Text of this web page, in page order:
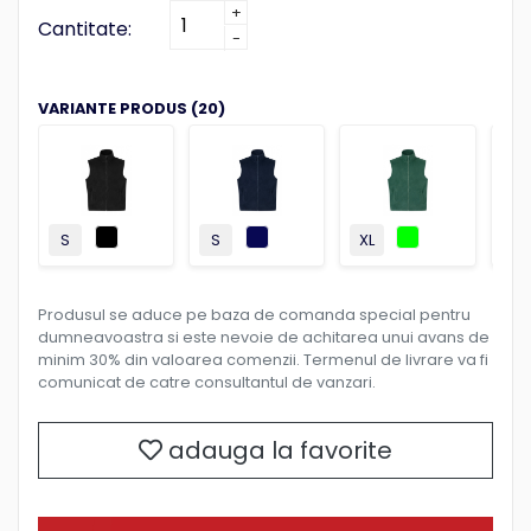
Cantitate:
+
-
VARIANTE PRODUS (20)
S S XL
Produsul se aduce pe baza de comanda special pentru
dumneavoastra si este nevoie de achitarea unui avans de
minim 30% din valoarea comenzii. Termenul de livrare va fi
comunicat de catre consultantul de vanzari.
adauga la favorite